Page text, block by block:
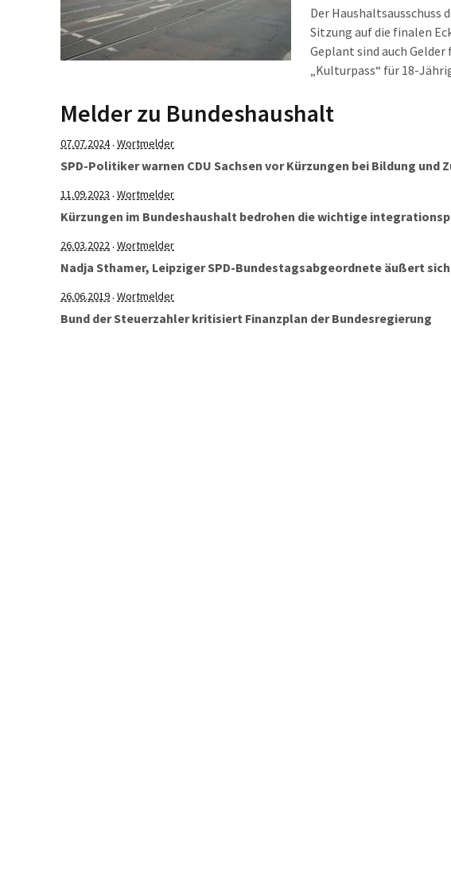
Der Haushaltsausschuss
Sitzung auf die finalen
Geplant sind auch
„Kulturpass“ für 18-
dieser Woche die
Freitag, […]
Melder zu Bundeshaushalt
07.07.2024· Wortmelder
SPD-Politiker warnen CDU Sachsen vor Kürzungen bei Bildung
11.09.2023 · Wortmelder
Kürzungen im Bundeshaushalt bedrohen die wichtige
26.03.2022 · Wortmelder
Nadja Sthamer, Leipziger SPD-Bundestagsabgeordnete äußert
26.06.2019· Wortmelder
Bund der Steuerzahler kritisiert Finanzplan der Bundesregierung